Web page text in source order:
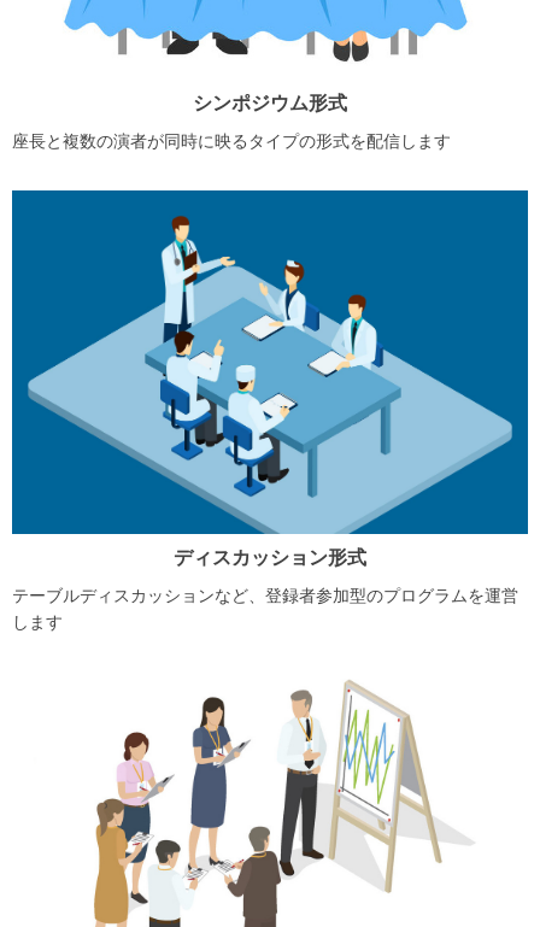
シンポジウム形式
座長と複数の演者が同時に映るタイプの形式を配信します
ディスカッション形式
テーブルディスカッションなど、登録者参加型のプログラムを運営
します